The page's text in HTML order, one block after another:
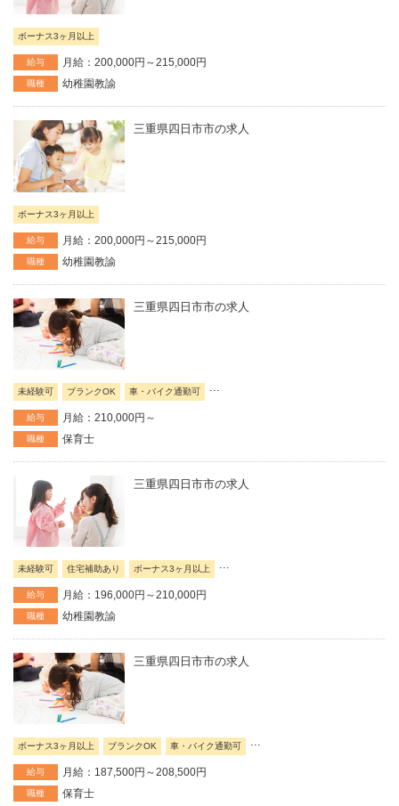
ボーナス3ヶ月以上
給与 月給：200,000円～215,000円
職種 幼稚園教諭
三重県四日市市の求人
ボーナス3ヶ月以上
給与 月給：200,000円～215,000円
職種 幼稚園教諭
三重県四日市市の求人
未経験可 ブランクOK 車・バイク通勤可
給与 月給：210,000円～
職種 保育士
三重県四日市市の求人
未経験可 住宅補助あり ボーナス3ヶ月以上 ...
給与 月給：196,000円～210,000円
職種 幼稚園教諭
三重県四日市市の求人
ボーナス3ヶ月以上 ブランクOK 車・バイク通勤可 ...
給与 月給：187,500円～208,500円
職種 保育士